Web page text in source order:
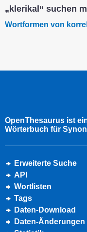
„klerikal“ suchen
Wortformen von
OpenThesaurus ist
Wörterbuch für
Erweiterte Suche
API
Wortlisten
Tags
Daten-Download
Daten-Änderungen